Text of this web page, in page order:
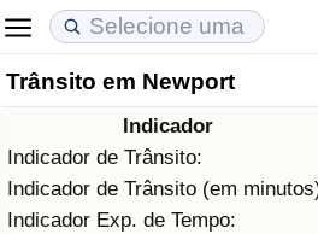
Trânsito em Newport
Indicador
Indicador de Trânsito:
Indicador de Trânsito (em
Indicador Exp. de Tempo:
Custo de Vida
Indicador de Custo de Vida
Indicador de Custo de Vida
Preços de Imóveis
Indicador de Preços de Imóveis
Indicador de Preços de Imóveis
Qualidade de Vida
Indicador de Qualidade de Vida
Indicador de Qualidade de Vida